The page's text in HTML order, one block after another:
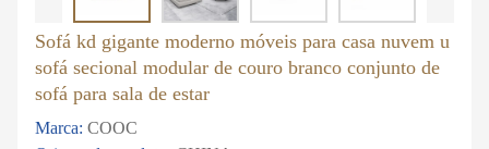
Sofá kd gigante moderno móveis para casa nuvem u
sofá secional modular de couro branco conjunto de
sofá para sala de estar
Marca: COOC